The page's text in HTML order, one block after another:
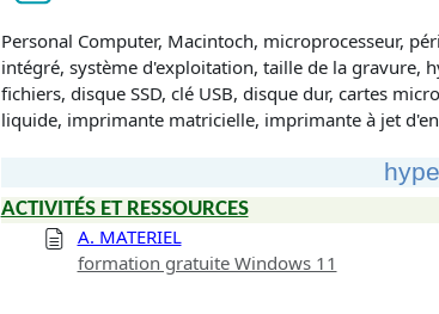
Conditions d’achèvement
Personal Computer, Macintoch, microprocesseur,
intégré, système d'exploitation, taille de la gravure,
fichiers, disque SSD, clé USB, disque dur, cartes
liquide, imprimante matricielle, imprimante à jet
ACTIVITÉS ET RESSOURCES
A. MATERIEL
formation gratuite Windows 11